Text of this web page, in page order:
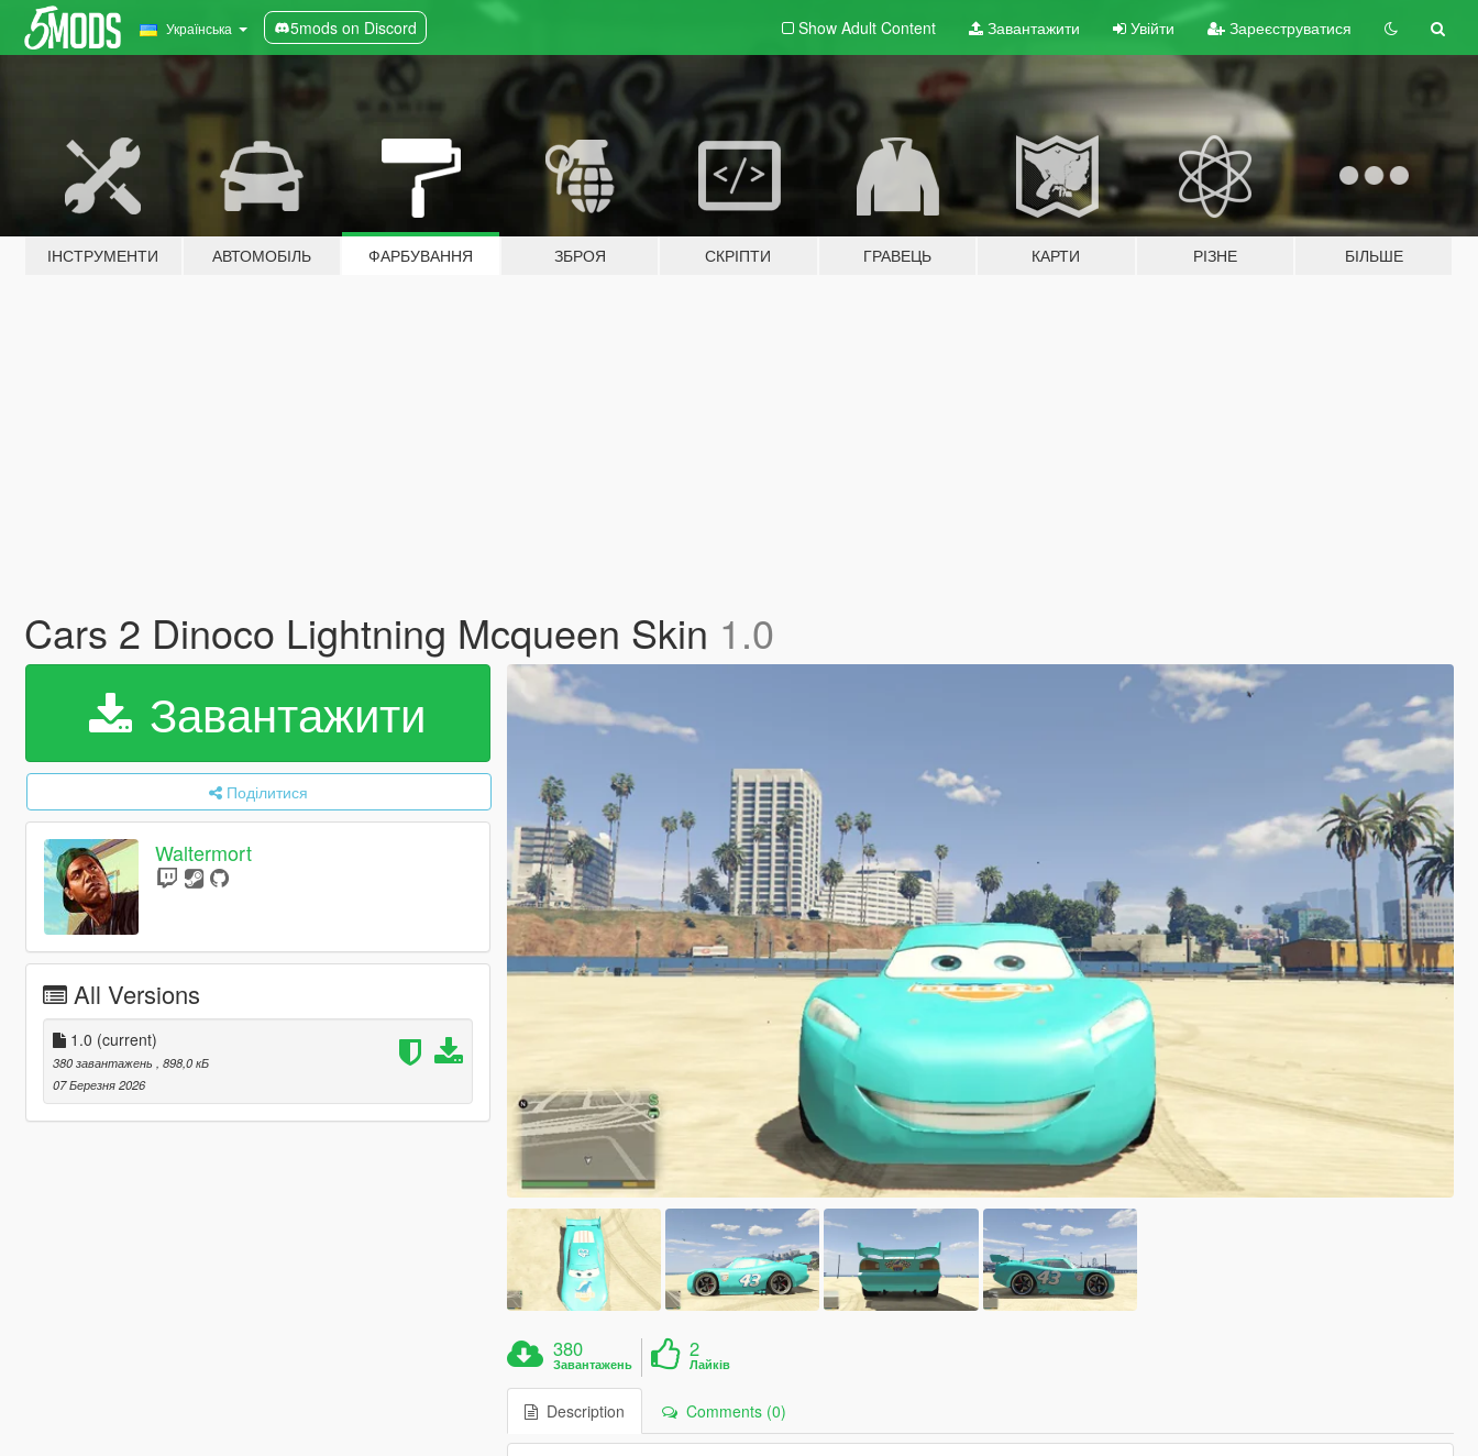
Українська 5mods on Discord Show Adult Content Завантажити Увійти Зареєструватися
ІНСТРУМЕНТИ АВТОМОБІЛЬ ФАРБУВАННЯ ЗБРОЯ СКРІПТИ ГРАВЕЦЬ КАРТИ РІЗНЕ БІЛЬШЕ
Cars 2 Dinoco Lightning Mcqueen Skin 1.0
Завантажити
Поділитися
Waltermort
All Versions
1.0 (current)
380 завантажень
, 898,0 кБ
07 Березня 2026
380
Завантажень
2
Лайків
Description Comments (0)